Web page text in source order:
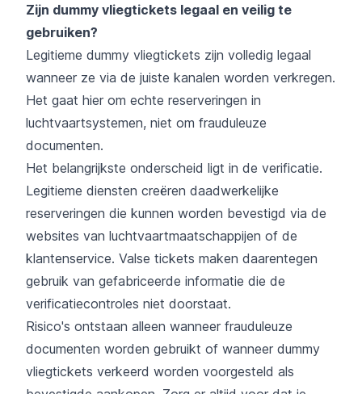
Zijn dummy vliegtickets legaal en veilig te
gebruiken?
Legitieme dummy vliegtickets zijn volledig legaal
wanneer ze via de juiste kanalen worden verkregen.
Het gaat hier om echte reserveringen in
luchtvaartsystemen, niet om frauduleuze
documenten.
Het belangrijkste onderscheid ligt in de verificatie.
Legitieme diensten creëren daadwerkelijke
reserveringen die kunnen worden bevestigd via de
websites van luchtvaartmaatschappijen of de
klantenservice. Valse tickets maken daarentegen
gebruik van gefabriceerde informatie die de
verificatiecontroles niet doorstaat.
Risico's ontstaan alleen wanneer frauduleuze
documenten worden gebruikt of wanneer dummy
vliegtickets verkeerd worden voorgesteld als